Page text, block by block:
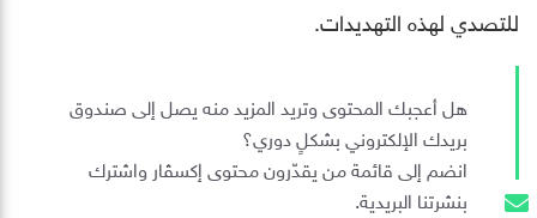
للتصدي لهذه التهديدات.
هل أعجبك المحتوى وتريد المزيد منه يصل إلى صندوق
بريدك الإلكتروني بشكلٍ دوري؟
انضم إلى قائمة من يقدّرون محتوى إكسڤار واشترك
بنشرتنا البريدية.